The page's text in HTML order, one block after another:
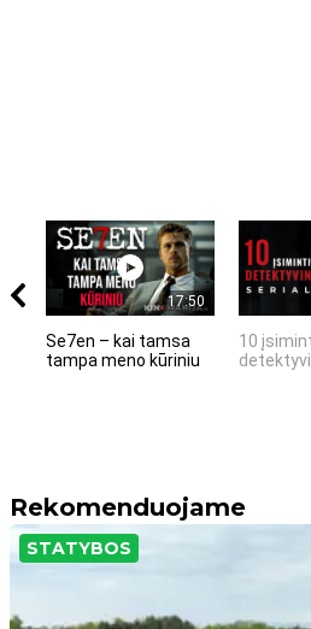
17:50
Se7en – kai tamsa
tampa meno kūriniu
10
Rekomenduojame
STATYBOS